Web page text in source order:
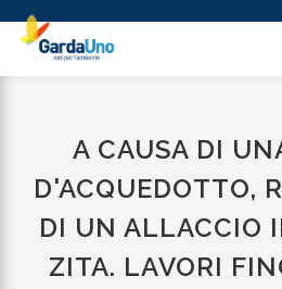
Gardauno
Spa
A CAUSA DI
D'ACQUEDOTTO,
DI UN ALLACCIO
ZITA. LAVORI